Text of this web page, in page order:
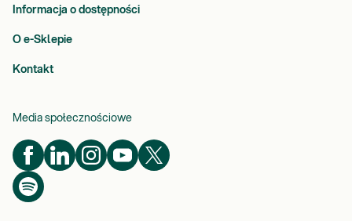
Informacja o dostępności
O e-Sklepie
Kontakt
Media społecznościowe